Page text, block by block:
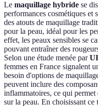
Le maquillage hybride se
performances cosmétiques et
des atouts de maquillage
pour la peau, idéal pour les
effet, les peaux sensibles se
pouvant entraîner des
Selon une étude menée par
femmes en France signalent
besoin d'options de
peuvent inclure des
inflammatoires, ce qui
sur la peau. En choisissant